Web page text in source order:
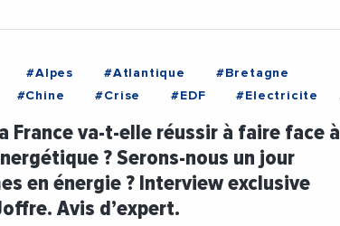
#Alpes #Atlantique
#Bretagne
#Chine #Crise #EDF
#Electricite
#Hydraulique #Industrie
#Inflation
#Mediterranee
#Nucleaire
#Offshore #Orientales
#Panneaux
#Photovoltaique
#Pologne
France va-t-elle réussir à faire face à
? Serons-nous un jour
en énergie ? Interview exclusive
Avis d’expert.